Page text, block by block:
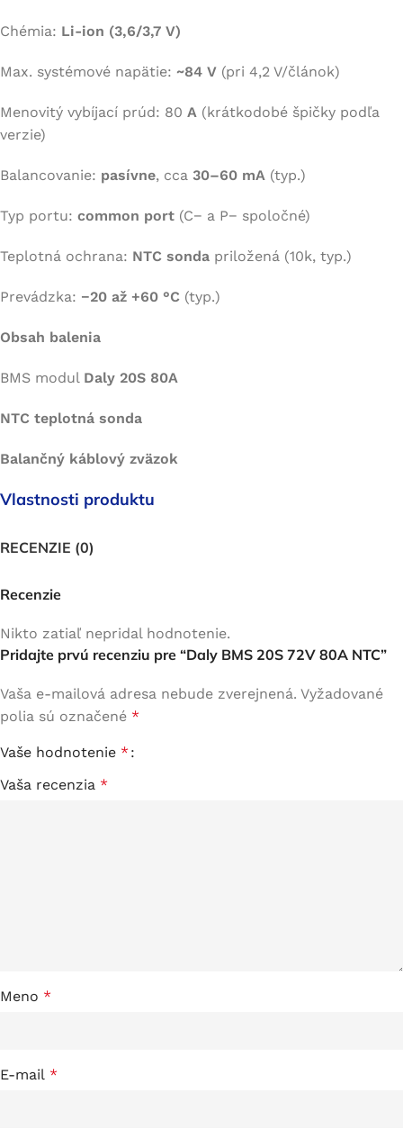
Chémia: Li-ion (3,6/3,7 V)
Max. systémové napätie: ~84 V (pri 4,2 V/článok)
Menovitý vybíjací prúd: 80 A (krátkodobé špičky podľa
verzie)
Balancovanie: pasívne, cca 30–60 mA (typ.)
Typ portu: common port (C− a P− spoločné)
Teplotná ochrana: NTC sonda priložená (10k, typ.)
Prevádzka: −20 až +60 °C (typ.)
Obsah balenia
BMS modul Daly 20S 80A
NTC teplotná sonda
Balančný káblový zväzok
Vlastnosti produktu
RECENZIE (0)
Recenzie
Nikto zatiaľ nepridal hodnotenie.
Pridajte prvú recenziu pre “Daly BMS 20S 72V 80A NTC”
Vaša e-mailová adresa nebude zverejnená. Vyžadované
polia sú označené *
Vaše hodnotenie *
Vaša recenzia *
Meno *
E-mail *